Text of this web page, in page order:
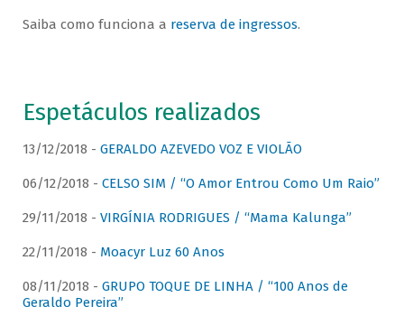
Saiba como funciona a reserva de ingressos.
Espetáculos realizados
13/12/2018 - GERALDO AZEVEDO VOZ E VIOLÃO
06/12/2018 - CELSO SIM / “O Amor Entrou Como Um Raio”
29/11/2018 - VIRGÍNIA RODRIGUES / “Mama Kalunga”
22/11/2018 - Moacyr Luz 60 Anos
08/11/2018 - GRUPO TOQUE DE LINHA / “100 Anos de
Geraldo Pereira”